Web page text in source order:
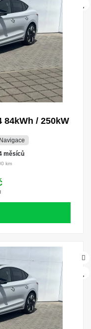
84kWh / 250kW
Navigace
měsíců
km